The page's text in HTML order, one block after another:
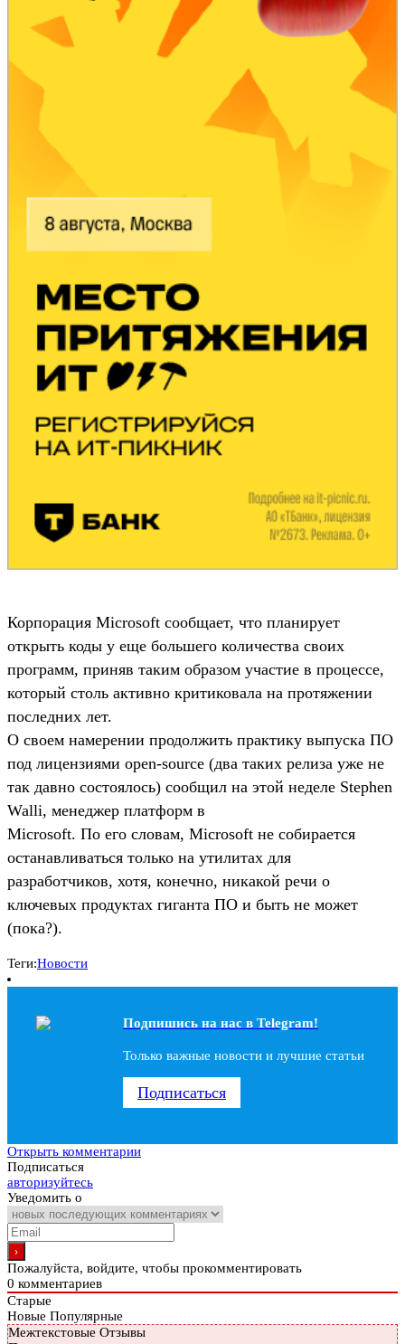
Корпорация Microsoft сообщает, что планирует
открыть коды у еще большего количества своих
программ, приняв таким образом участие в процессе,
который столь активно критиковала на протяжении
последних лет.
О своем намерении продолжить практику выпуска ПО
под лицензиями open-source (два таких релиза уже не
так давно состоялось) сообщил на этой неделе Stephen
Walli, менеджер платформ в
Microsoft. По его словам, Microsoft не собирается
останавливаться только на утилитах для
разработчиков, хотя, конечно, никакой речи о
ключевых продуктах гиганта ПО и быть не может
(пока?).
Теги:Новости
Подпишись на наc в Telegram!
Только важные новости и лучшие статьи
Подписаться
Открыть комментарии
Подписаться
авторизуйтесь
Уведомить о
Пожалуйста, войдите, чтобы прокомментировать
0 комментариев
Старые
Новые Популярные
Межтекстовые Отзывы